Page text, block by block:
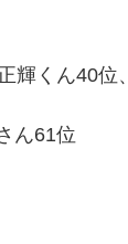
輝くん40位、
ん61位